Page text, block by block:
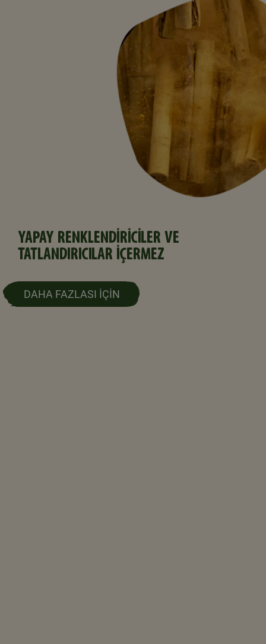
YAPAY RENKLENDIRICILER VE
TATLANDIRICILAR İÇERMEZ
DAHA FAZLASI İÇİN